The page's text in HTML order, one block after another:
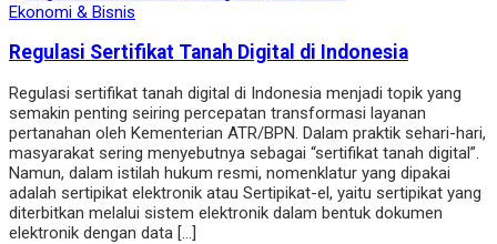
Ekonomi & Bisnis
Regulasi Sertifikat Tanah Digital di Indonesia
Regulasi sertifikat tanah digital di Indonesia menjadi topik yang
semakin penting seiring percepatan transformasi layanan
pertanahan oleh Kementerian ATR/BPN. Dalam praktik sehari-hari,
masyarakat sering menyebutnya sebagai “sertifikat tanah digital”.
Namun, dalam istilah hukum resmi, nomenklatur yang dipakai
adalah sertipikat elektronik atau Sertipikat-el, yaitu sertipikat yang
diterbitkan melalui sistem elektronik dalam bentuk dokumen
elektronik dengan data […]